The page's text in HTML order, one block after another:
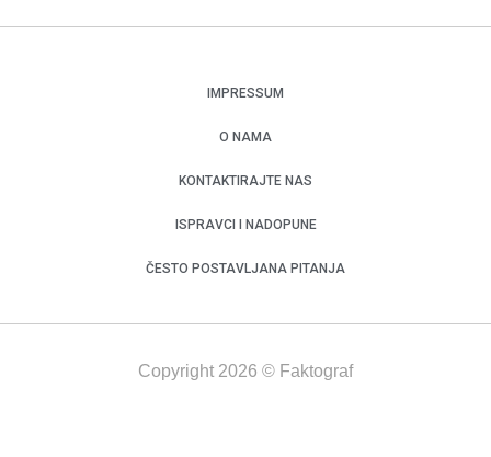
IMPRESSUM
O NAMA
KONTAKTIRAJTE NAS
ISPRAVCI I NADOPUNE
ČESTO POSTAVLJANA PITANJA
Copyright 2026 © Faktograf